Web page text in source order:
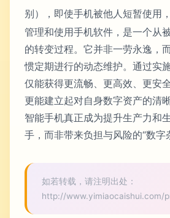
别），即使手机被他人短暂使用
管理和使用手机软件，是一个从
的转变过程。它并非一劳永逸，
惯定期进行的动态维护。通过实
仅能获得更流畅、更高效、更安
更能建立起对自身数字资产的清
智能手机真正成为提升生产力和
手，而非带来负担与风险的“数字
如若转载，请注明出处：
http://www.yimiaocaishui.com/